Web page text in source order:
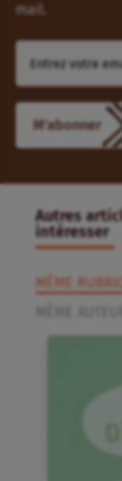
mail.
M'abonner
Autres
intéresser
MÊME